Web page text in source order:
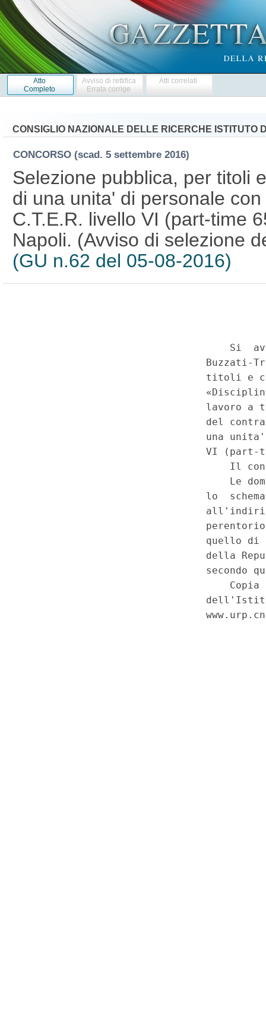
Atto
Completo
Avviso di rettifica
Errata corrige
Atti correlati
CONSIGLIO NAZIONALE DELLE RICERCHE ISTITUTO
CONCORSO (scad. 5 settembre 2016)
Selezione pubblica, per titoli
di una unita' di personale
C.T.E.R. livello VI (part-time
Napoli. (Avviso di selezione
(GU n.62 del 05-08-2016)